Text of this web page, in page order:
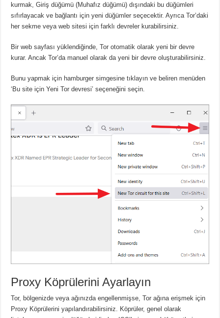
kurmak, Giriş düğümü (Muhafız düğümü) dışındaki bu düğümleri
sıfırlayacak ve bağlantı için yeni düğümler seçecektir.Ayrıca Tor’daki
her sekme veya web sitesi için farklı devreler kurabilirsiniz.
Bir web sayfası yüklendiğinde, Tor otomatik olarak yeni bir devre
kurar.Ancak Tor’da manuel olarak da yeni bir devre oluşturabilirsiniz.
Bunu yapmak için hamburger simgesine tıklayın ve beliren menüden
‘Bu site için Yeni Tor devresi’ seçeneğini seçin.
Proxy Köprülerini Ayarlayın
Tor, bölgenizde veya ağınızda engellenmişse, Tor ağına erişmek için
Proxy Köprülerini yapılandırabilirsiniz. Köprüler, genel olarak